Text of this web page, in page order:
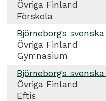
Övriga Finland
Förskola
Björneborgs
Övriga Finland
Gymnasium
Björneborgs
Övriga Finland
Eftis